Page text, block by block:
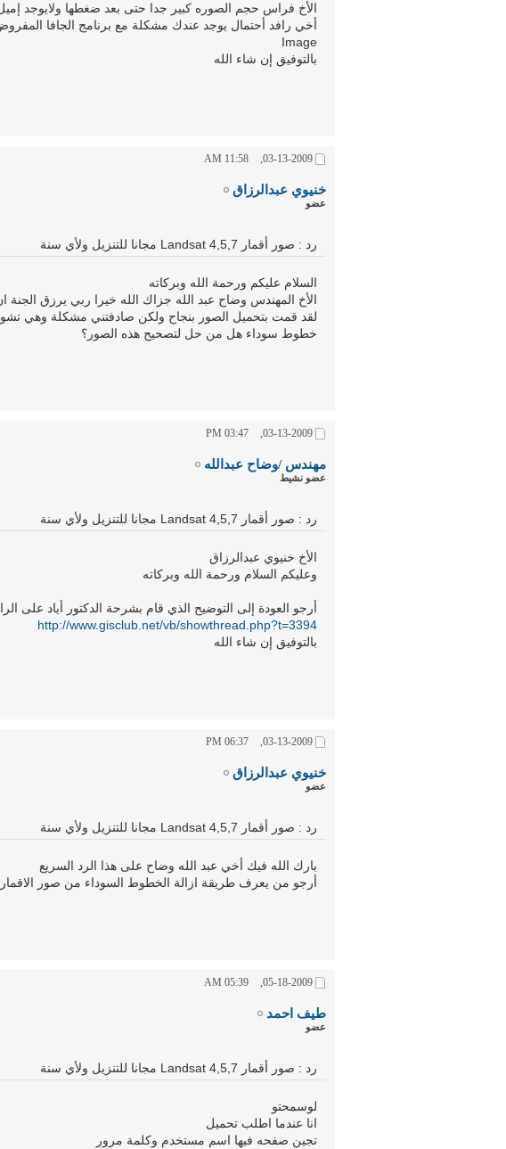
الأخ فراس حجم الصوره كبير جدا حتى بعد ضغطها ولايوجد
Image
بالتوفيق إن شاء الله
03-13-2009,
11:58 AM
خنيوي عبدالرزاق
عضو
رد : صور أقمار Landsat 4,5,7 مجانا للتنزيل ولأي سنة
السلام عليكم ورحمة الله وبركاته
الأخ المهندس وضاح عبد الله جزاك الله خيرا ربي يرزق الجنة
لقد قمت بتحميل الصور بنجاح ولكن صادفتني مشكلة وهي
خطوط سوداء هل من حل لتصحيح هذه الصور؟
03-13-2009,
03:47 PM
مهندس /وضاح عبدالله
عضو نشيط
رد : صور أقمار Landsat 4,5,7 مجانا للتنزيل ولأي سنة
الأخ خنيوي عبدالرزاق
وعليكم السلام ورحمة الله وبركاته
أرجو العودة إلى التوضيح الذي قام بشرحة الدكتور أياد على
http://www.gisclub.net/vb/showthread.php?t=3394
بالتوفيق إن شاء الله
03-13-2009,
06:37 PM
خنيوي عبدالرزاق
عضو
رد : صور أقمار Landsat 4,5,7 مجانا للتنزيل ولأي سنة
بارك الله فيك أخي عبد الله وضاح على هذا الرد السريع
أرجو من يعرف طريقة ازالة الخطوط السوداء من صور الاقمار
05-18-2009,
05:39 AM
طيف احمد
عضو
رد : صور أقمار Landsat 4,5,7 مجانا للتنزيل ولأي سنة
لوسمحتو
انا عندما اطلب تحميل
تجين صفحه فيها اسم مستخدم وكلمة مرور